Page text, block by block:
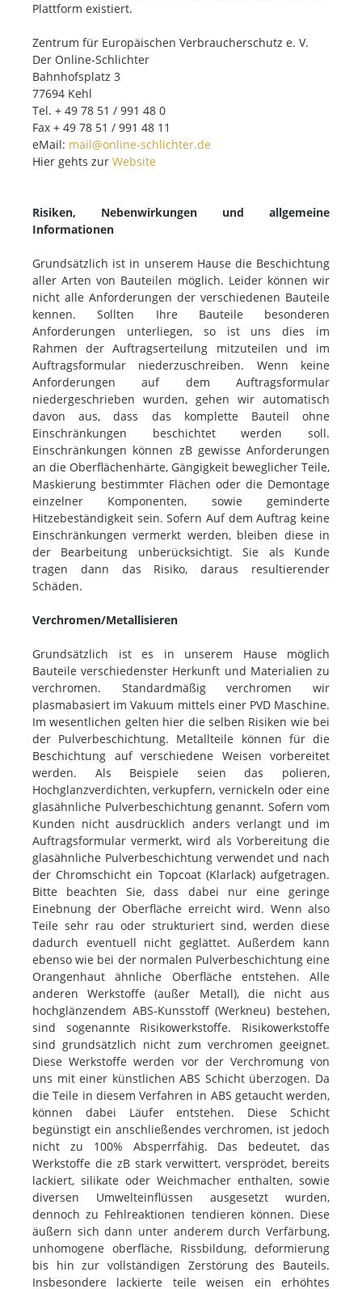
Plattform existiert.
Zentrum für Europäischen Verbraucherschutz e. V.
Der Online-Schlichter
Bahnhofsplatz 3
77694 Kehl
Tel. + 49 78 51 / 991 48 0
Fax + 49 78 51 / 991 48 11
eMail: mail@online-schlichter.de
Hier gehts zur Website
Risiken, Nebenwirkungen und allgemeine
Informationen
Grundsätzlich ist in unserem Hause die Beschichtung
aller Arten von Bauteilen möglich. Leider können wir
nicht alle Anforderungen der verschiedenen Bauteile
kennen. Sollten Ihre Bauteile besonderen
Anforderungen unterliegen, so ist uns dies im
Rahmen der Auftragserteilung mitzuteilen und im
Auftragsformular niederzuschreiben. Wenn keine
Anforderungen auf dem Auftragsformular
niedergeschrieben wurden, gehen wir automatisch
davon aus, dass das komplette Bauteil ohne
Einschränkungen beschichtet werden soll.
Einschränkungen können zB gewisse Anforderungen
an die Oberflächenhärte, Gängigkeit beweglicher Teile,
Maskierung bestimmter Flächen oder die Demontage
einzelner Komponenten, sowie geminderte
Hitzebeständigkeit sein. Sofern Auf dem Auftrag keine
Einschränkungen vermerkt werden, bleiben diese in
der Bearbeitung unberücksichtigt. Sie als Kunde
tragen dann das Risiko, daraus resultierender
Schäden.
Verchromen/Metallisieren
Grundsätzlich ist es in unserem Hause möglich
Bauteile verschiedenster Herkunft und Materialien zu
verchromen. Standardmäßig verchromen wir
plasmabasiert im Vakuum mittels einer PVD Maschine.
Im wesentlichen gelten hier die selben Risiken wie bei
der Pulverbeschichtung. Metallteile können für die
Beschichtung auf verschiedene Weisen vorbereitet
werden. Als Beispiele seien das polieren,
Hochglanzverdichten, verkupfern, vernickeln oder eine
glasähnliche Pulverbeschichtung genannt. Sofern vom
Kunden nicht ausdrücklich anders verlangt und im
Auftragsformular vermerkt, wird als Vorbereitung die
glasähnliche Pulverbeschichtung verwendet und nach
der Chromschicht ein Topcoat (Klarlack) aufgetragen.
Bitte beachten Sie, dass dabei nur eine geringe
Einebnung der Oberfläche erreicht wird. Wenn also
Teile sehr rau oder strukturiert sind, werden diese
dadurch eventuell nicht geglättet. Außerdem kann
ebenso wie bei der normalen Pulverbeschichtung eine
Orangenhaut ähnliche Oberfläche entstehen. Alle
anderen Werkstoffe (außer Metall), die nicht aus
hochglänzendem ABS-Kunsstoff (Werkneu) bestehen,
sind sogenannte Risikowerkstoffe. Risikowerkstoffe
sind grundsätzlich nicht zum verchromen geeignet.
Diese Werkstoffe werden vor der Verchromung von
uns mit einer künstlichen ABS Schicht überzogen. Da
die Teile in diesem Verfahren in ABS getaucht werden,
können dabei Läufer entstehen. Diese Schicht
begünstigt ein anschließendes verchromen, ist jedoch
nicht zu 100% Absperrfähig. Das bedeutet, das
Werkstoffe die zB stark verwittert, versprödet, bereits
lackiert, silikate oder Weichmacher enthalten, sowie
diversen Umwelteinflüssen ausgesetzt wurden,
dennoch zu Fehlreaktionen tendieren können. Diese
äußern sich dann unter anderem durch Verfärbung,
unhomogene oberfläche, Rissbildung, deformierung
bis hin zur vollständigen Zerstörung des Bauteils.
Insbesondere lackierte teile weisen ein erhöhtes